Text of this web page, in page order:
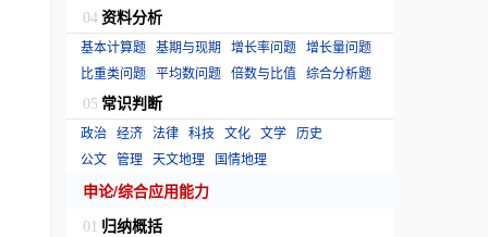
04 资料分析
基本计算题 基期与现期 增长率问题 增长量问题
比重类问题 平均数问题 倍数与比值 综合分析题
05 常识判断
政治 经济 法律 科技 文化 文学 历史
公文 管理 天文地理 国情地理
申论/综合应用能力
01 归纳概括